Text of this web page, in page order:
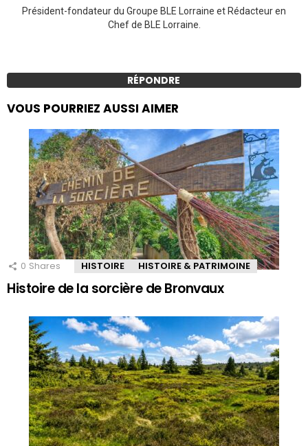
Président-fondateur du Groupe BLE Lorraine et Rédacteur en
Chef de BLE Lorraine.
RÉPONDRE
VOUS POURRIEZ AUSSI AIMER
0 Shares HISTOIRE HISTOIRE & PATRIMOINE
Histoire de la sorcière de Bronvaux